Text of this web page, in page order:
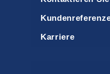
Karriere